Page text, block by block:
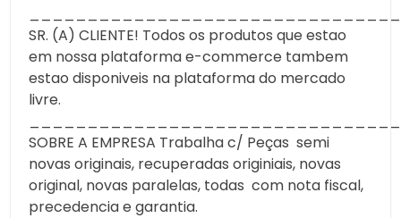
SR. (A) CLIENTE! Todos os produtos que estao
em nossa plataforma e-commerce tambem
estao disponiveis na plataforma do mercado
livre.
SOBRE A EMPRESA Trabalha c/ Peças semi
novas originais, recuperadas originiais, novas
original, novas paralelas, todas com nota fiscal,
precedencia e garantia.